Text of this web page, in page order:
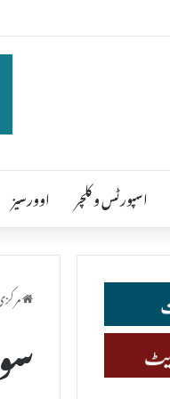
اسپورٹس و کلچر اوورسیز